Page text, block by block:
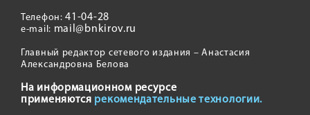
Телефон:41-04-28
e-mail: mail@bnkirov.ru
Главный редактор сетевого издания – Анастасия
Александровна Белова
На информационном ресурсе
применяются рекомендательные технологии.